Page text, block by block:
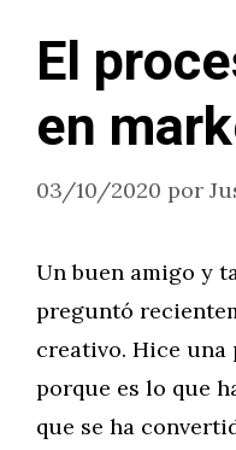
El
en
03/10/2020 por
Un buen amigo y
preguntó
creativo. Hice
porque es lo que
que se ha